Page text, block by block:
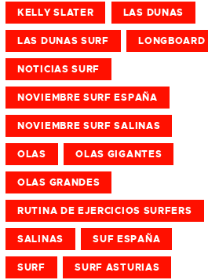
KELLY SLATER LAS DUNAS
LAS DUNAS SURF LONGBOARD
NOTICIAS SURF
NOVIEMBRE SURF ESPAÑA
NOVIEMBRE SURF SALINAS
OLAS OLAS GIGANTES
OLAS GRANDES
RUTINA DE EJERCICIOS SURFERS
SALINAS SUF ESPAÑA
SURF SURF ASTURIAS